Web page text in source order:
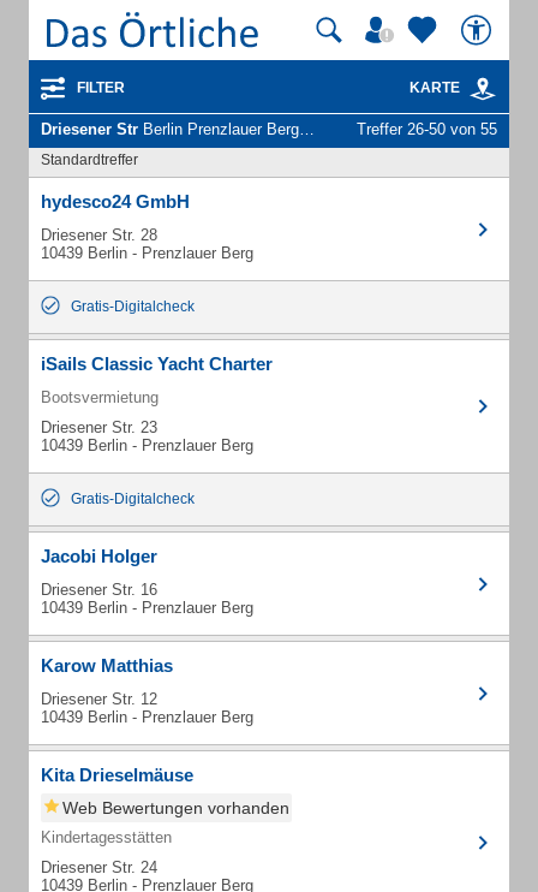
FILTER KARTE
Driesener Str Berlin Prenzlauer Berg - Unternehmen und Personen Treffer 26-50 von 55
Standardtreffer
hydesco24 GmbH
Driesener Str. 28
10439 Berlin - Prenzlauer Berg
Gratis-Digitalcheck
iSails Classic Yacht Charter
Bootsvermietung
Driesener Str. 23
10439 Berlin - Prenzlauer Berg
Gratis-Digitalcheck
Jacobi Holger
Driesener Str. 16
10439 Berlin - Prenzlauer Berg
Karow Matthias
Driesener Str. 12
10439 Berlin - Prenzlauer Berg
Kita Drieselmäuse
Web Bewertungen vorhanden
Kindertagesstätten
Driesener Str. 24
10439 Berlin - Prenzlauer Berg